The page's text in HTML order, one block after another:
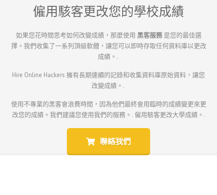
僱用駭客更改您的學校成績
如果您花時間思考如何改變成績，那麼使用 黑客服務是您的最佳選
擇。我們收集了一系列頂級軟體，讓您可以即時存取任何資料庫以更改
成績。.
Hire Online Hackers 擁有長期連續的記錄和收集資料庫原始資料，讓您
改變成績。.
使用不專業的黑客會浪費時間，因為他們最終會用臨時的成績變更來更
改您的成績。我們建議您使用我們的服務。. 僱用駭客更改大學成績。.
聯絡我們